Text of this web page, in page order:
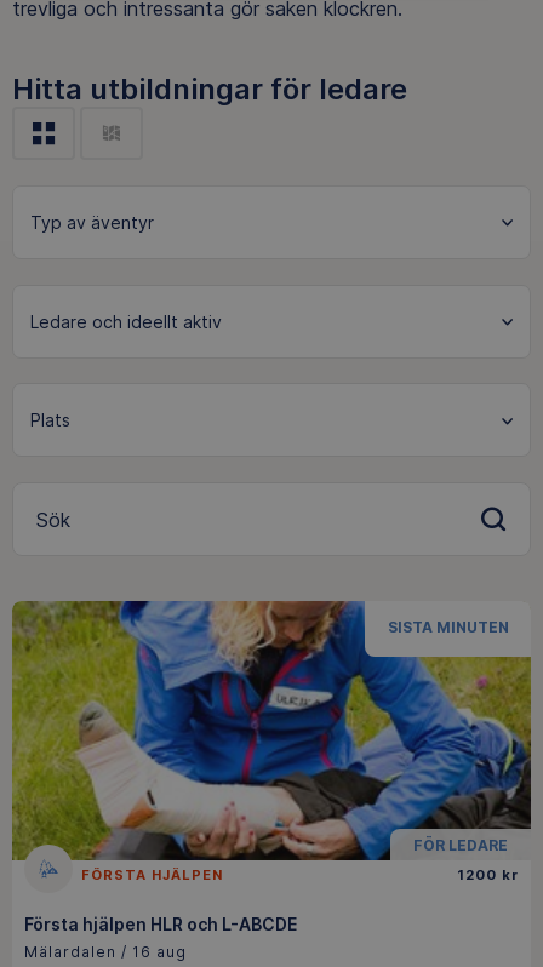
trevliga och intressanta gör saken klockren.
Hitta utbildningar för ledare
Ledare och ideellt aktiv
Sök
SISTA MINUTEN
FÖR LEDARE
FÖRSTA HJÄLPEN 1200 kr
Första hjälpen HLR och L-ABCDE
Mälardalen / 16 aug